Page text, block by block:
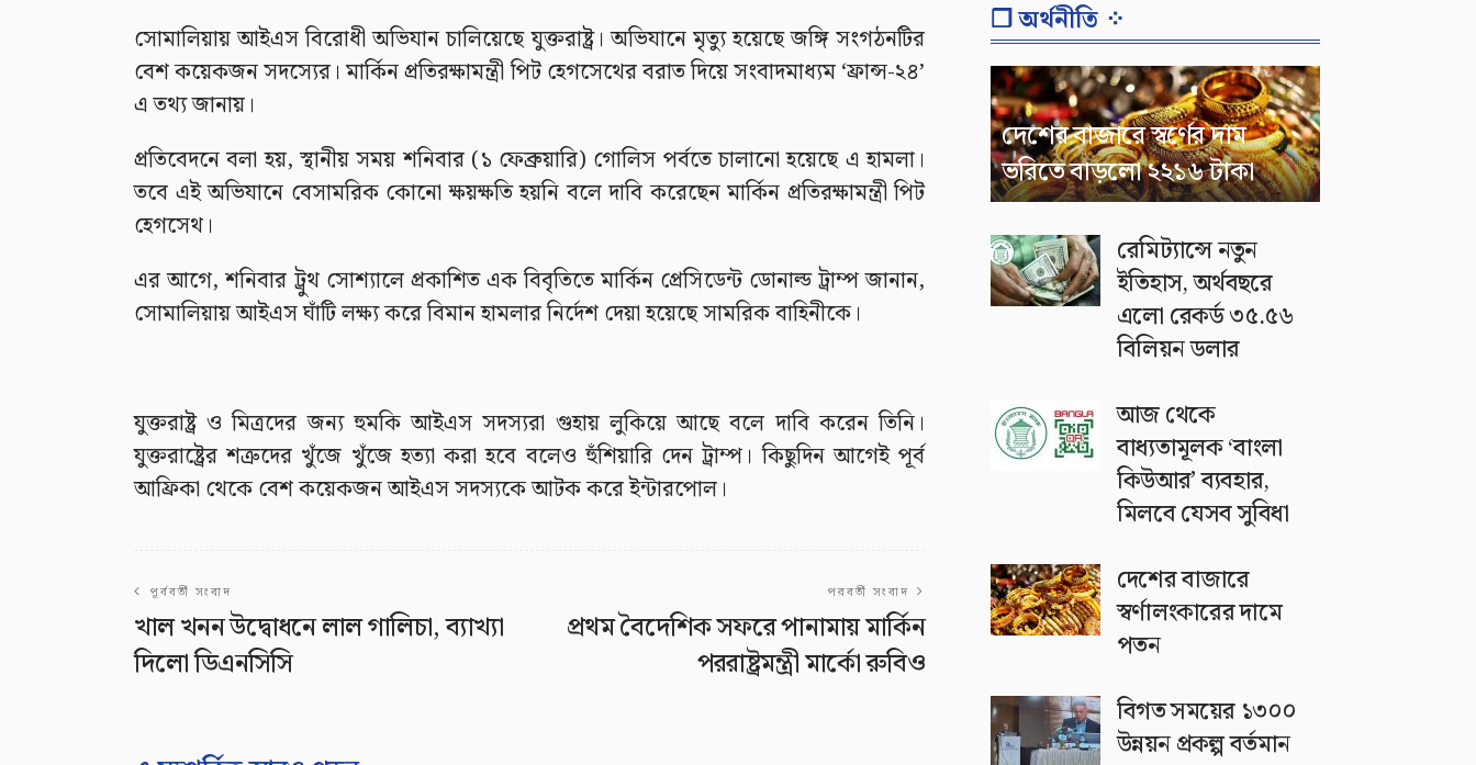
সোমালিয়ায় আইএস বিরোধী অভিযান চালিয়েছে যুক্তরাষ্ট্র। অভিযানে মৃত্যু হয়েছে জঙ্গি সংগঠনটির
বেশ কয়েকজন সদস্যের। মার্কিন প্রতিরক্ষামন্ত্রী পিট হেগসেথের বরাত দিয়ে সংবাদমাধ্যম ‘ফ্রান্স-২৪’
এ তথ্য জানায়।
প্রতিবেদনে বলা হয়, স্থানীয় সময় শনিবার (১ ফেব্রুয়ারি) গোলিস পর্বতে চালানো হয়েছে এ হামলা।
তবে এই অভিযানে বেসামরিক কোনো ক্ষয়ক্ষতি হয়নি বলে দাবি করেছেন মার্কিন প্রতিরক্ষামন্ত্রী পিট
হেগসেথ।
এর আগে, শনিবার ট্রুথ সোশ্যালে প্রকাশিত এক বিবৃতিতে মার্কিন প্রেসিডেন্ট ডোনাল্ড ট্রাম্প জানান,
সোমালিয়ায় আইএস ঘাঁটি লক্ষ্য করে বিমান হামলার নির্দেশ দেয়া হয়েছে সামরিক বাহিনীকে।
যুক্তরাষ্ট্র ও মিত্রদের জন্য হুমকি আইএস সদস্যরা গুহায় লুকিয়ে আছে বলে দাবি করেন তিনি।
যুক্তরাষ্ট্রের শত্রুদের খুঁজে খুঁজে হত্যা করা হবে বলেও হুঁশিয়ারি দেন ট্রাম্প। কিছুদিন আগেই পূর্ব
আফ্রিকা থেকে বেশ কয়েকজন আইএস সদস্যকে আটক করে ইন্টারপোল।
পূর্ববর্তী সংবাদ
খাল খনন উদ্বোধনে লাল গালিচা, ব্যাখ্যা
দিলো ডিএনসিসি
পরবর্তী সংবাদ
প্রথম বৈদেশিক সফরে পানামায় মার্কিন
পররাষ্ট্রমন্ত্রী মার্কো রুবিও
❐ অর্থনীতি ⁘
দেশের বাজারে স্বর্ণের দাম
ভরিতে বাড়লো ২২১৬ টাকা
রেমিট্যান্সে নতুন
ইতিহাস, অর্থবছরে
এলো রেকর্ড ৩৫.৫৬
বিলিয়ন ডলার
আজ থেকে
বাধ্যতামূলক ‘বাংলা
কিউআর’ ব্যবহার,
মিলবে যেসব সুবিধা
দেশের বাজারে
স্বর্ণালংকারের দামে
পতন
বিগত সময়ের ১৩০০
উন্নয়ন প্রকল্প বর্তমান